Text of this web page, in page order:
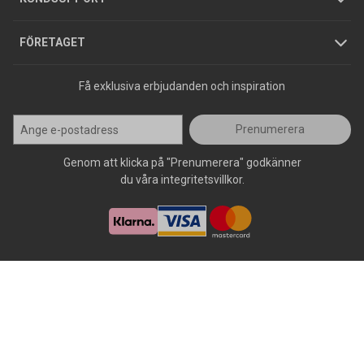
FÖRETAGET
Press
Få exklusiva erbjudanden och inspiration
Prenumerera
Genom att klicka på "Prenumerera" godkänner
du våra integritetsvillkor.